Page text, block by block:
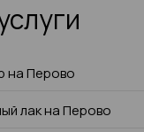
на Перово
лак на Перово